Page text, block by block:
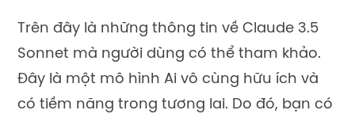
Trên đây là những thông tin về Claude 3.5
Sonnet mà người dùng có thể tham khảo.
Đây là một mô hình Ai vô cùng hữu ích và
có tiềm năng trong tương lai. Do đó, bạn có